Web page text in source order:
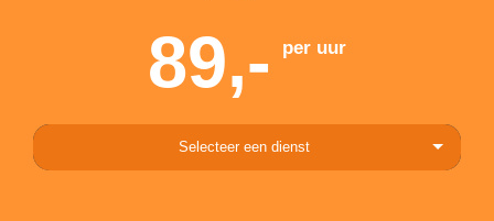
89,- per uur
Selecteer een dienst